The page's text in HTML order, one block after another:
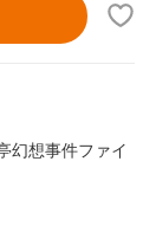
幻想事件ファイ